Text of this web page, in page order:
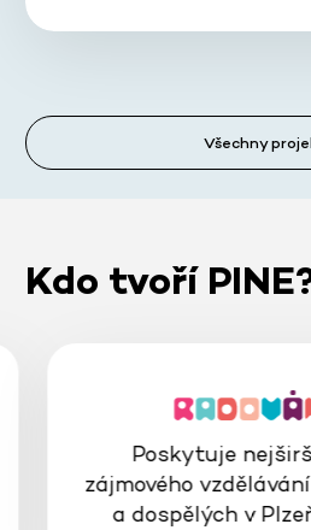
Všechny
Kdo tvoří
Poskytuje
zájmového
a dospělých v